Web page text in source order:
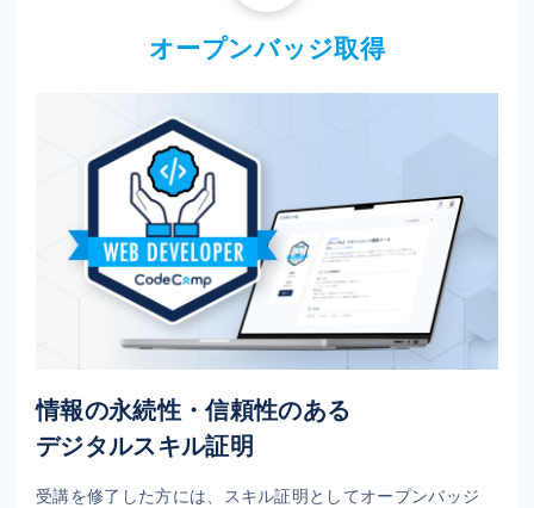
オープンバッジ取得
情報の永続性・信頼性のある
デジタルスキル証明
受講を修了した方には、スキル証明としてオープンバッジ